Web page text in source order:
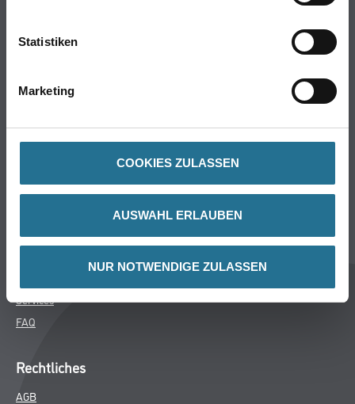
Statistiken
Marketing
COOKIES ZULASSEN
AUSWAHL ERLAUBEN
NUR NOTWENDIGE ZULASSEN
Putze- und Spachtelmassen
Wand- & Deckenbeläge
Über uns
MPlus
Services
FAQ
Rechtliches
AGB